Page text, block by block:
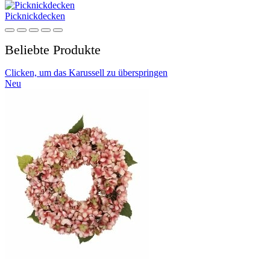
Picknickdecken
Beliebte Produkte
Clicken, um das Karussell zu überspringen
Neu